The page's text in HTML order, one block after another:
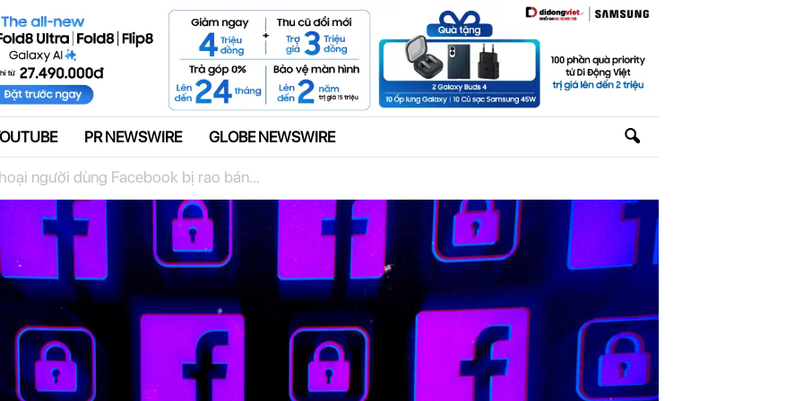
Quảng cáo
PR NEWSWIRE GLOBE NEWSWIRE
người dùng Facebook bị rao bán...